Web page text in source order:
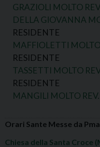
GRAZIOLI MOLTO
DELLA GIOVANNA
RESIDENTE
MAFFIOLETTI
RESIDENTE
TASSETTI MOLTO
RESIDENTE
MANGILI MOLTO
Orari Sante Messe da
Chiesa della Santa Croce